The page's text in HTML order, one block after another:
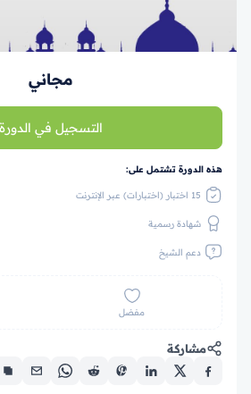
مجاني
التسجيل في الدورة
هذه الدورة تشتمل على:
15 اختبار (اختبارات) عبر الإنترنت
شهادة رسمية
دعم الشيخ
مفضل
مشاركة